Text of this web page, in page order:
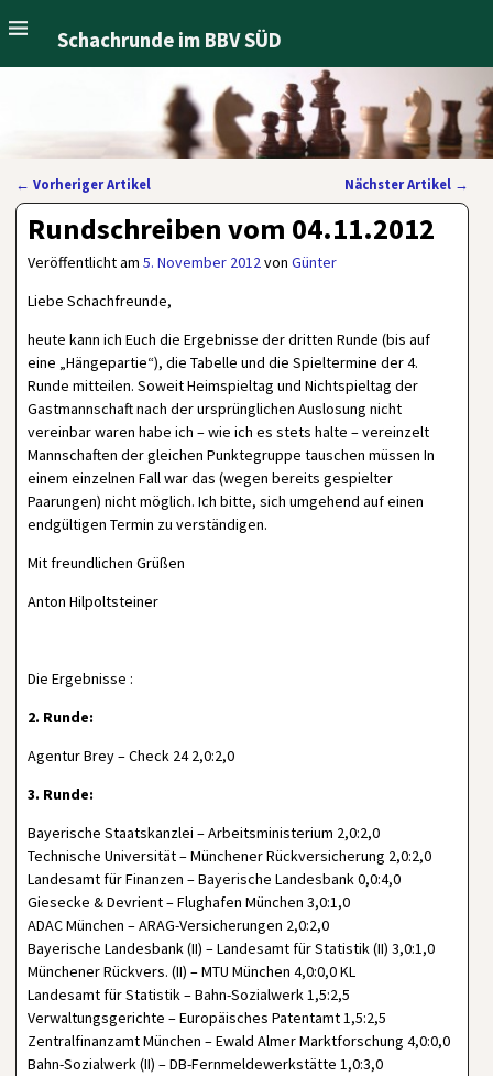
Schachrunde im BBV SÜD
Artikelnavigation
← Vorheriger Artikel Nächster Artikel →
Rundschreiben vom 04.11.2012
Veröffentlicht am5. November 2012vonGünter
Liebe Schachfreunde,
heute kann ich Euch die Ergebnisse der dritten Runde (bis auf
eine „Hängepartie“), die Tabelle und die Spieltermine der 4.
Runde mitteilen. Soweit Heimspieltag und Nichtspieltag der
Gastmannschaft nach der ursprünglichen Auslosung nicht
vereinbar waren habe ich – wie ich es stets halte – vereinzelt
Mannschaften der gleichen Punktegruppe tauschen müssen In
einem einzelnen Fall war das (wegen bereits gespielter
Paarungen) nicht möglich. Ich bitte, sich umgehend auf einen
endgültigen Termin zu verständigen.
Mit freundlichen Grüßen
Anton Hilpoltsteiner
Die Ergebnisse :
2. Runde:
Agentur Brey – Check 24 2,0:2,0
3. Runde:
Bayerische Staatskanzlei – Arbeitsministerium 2,0:2,0
Technische Universität – Münchener Rückversicherung 2,0:2,0
Landesamt für Finanzen – Bayerische Landesbank 0,0:4,0
Giesecke & Devrient – Flughafen München 3,0:1,0
ADAC München – ARAG-Versicherungen 2,0:2,0
Bayerische Landesbank (II) – Landesamt für Statistik (II) 3,0:1,0
Münchener Rückvers. (II) – MTU München 4,0:0,0 KL
Landesamt für Statistik – Bahn-Sozialwerk 1,5:2,5
Verwaltungsgerichte – Europäisches Patentamt 1,5:2,5
Zentralfinanzamt München – Ewald Almer Marktforschung 4,0:0,0
Bahn-Sozialwerk (II) – DB-Fernmeldewerkstätte 1,0:3,0